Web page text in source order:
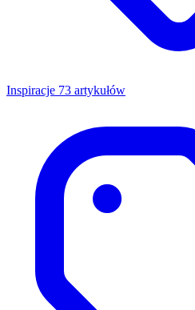
Inspiracje 73 artykułów